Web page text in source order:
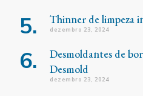
Thinner de limpeza
dezembro 23, 2024
Desmoldantes de
Desmold
dezembro 23, 2024